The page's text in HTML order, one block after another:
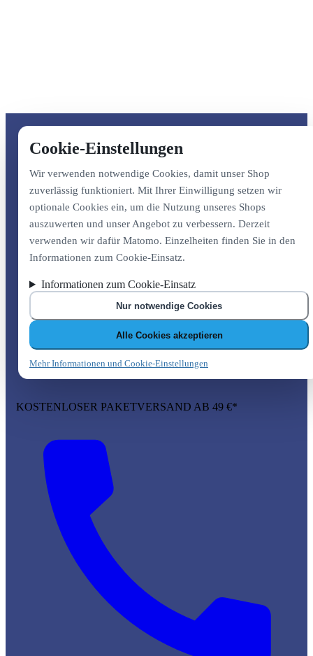
Cookie-Einstellungen
Wir verwenden notwendige Cookies, damit unser Shop
zuverlässig funktioniert. Mit Ihrer Einwilligung setzen wir
optionale Cookies ein, um die Nutzung unseres Shops
auszuwerten und unser Angebot zu verbessern. Derzeit
verwenden wir dafür Matomo. Einzelheiten finden Sie in den
Informationen zum Cookie-Einsatz.
Informationen zum Cookie-Einsatz
Nur notwendige Cookies
Alle Cookies akzeptieren
Mehr Informationen und Cookie-Einstellungen
KOSTENLOSER PAKETVERSAND AB 49 €*